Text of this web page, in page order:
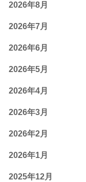
2026年8月
2026年7月
2026年6月
2026年5月
2026年4月
2026年3月
2026年2月
2026年1月
2025年12月